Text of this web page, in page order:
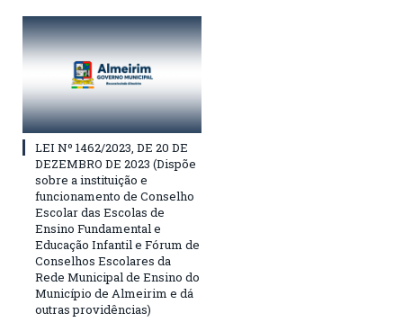
LEI Nº 1462/2023, DE 20 DE
DEZEMBRO DE 2023 (Dispõe
sobre a instituição e
funcionamento de Conselho
Escolar das Escolas de
Ensino Fundamental e
Educação Infantil e Fórum de
Conselhos Escolares da
Rede Municipal de Ensino do
Município de Almeirim e dá
outras providências)